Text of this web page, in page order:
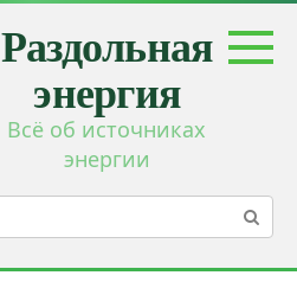
Раздольная
энергия
Всё об источниках
энергии